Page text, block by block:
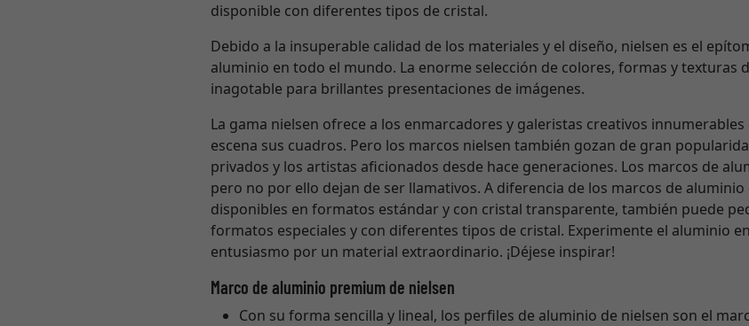
disponible con diferentes tipos de cristal.
Debido a la insuperable calidad de los materiales y el diseño, nielsen es el
aluminio en todo el mundo. La enorme selección de colores, formas y texturas
inagotable para brillantes presentaciones de imágenes.
La gama nielsen ofrece a los enmarcadores y galeristas creativos
escena sus cuadros. Pero los marcos nielsen también gozan de gran
privados y los artistas aficionados desde hace generaciones. Los marcos de
pero no por ello dejan de ser llamativos. A diferencia de los marcos de
disponibles en formatos estándar y con cristal transparente, también puede
formatos especiales y con diferentes tipos de cristal. Experimente el aluminio
entusiasmo por un material extraordinario. ¡Déjese inspirar!
Marco de aluminio premium de nielsen
Con su forma sencilla y lineal, los perfiles de aluminio de nielsen son el